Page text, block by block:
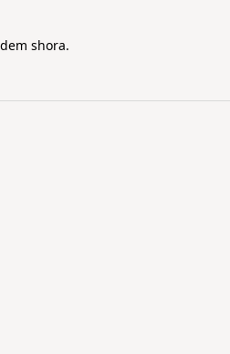
shora.